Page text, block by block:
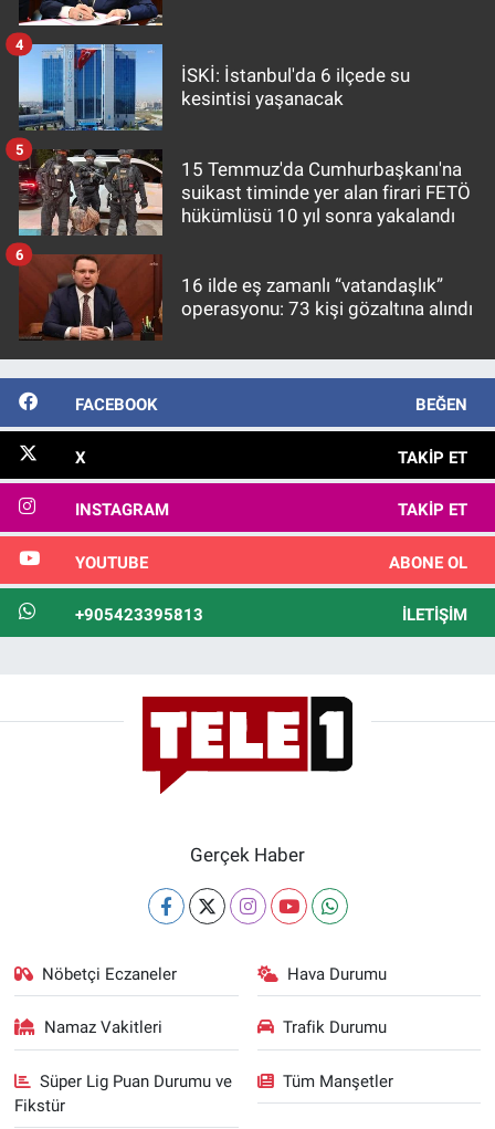
İSKİ: İstanbul'da 6 ilçede su
kesintisi yaşanacak
4
15 Temmuz'da Cumhurbaşkanı'na
suikast timinde yer alan firari FETÖ
hükümlüsü 10 yıl sonra yakalandı
5
16 ilde eş zamanlı “vatandaşlık”
operasyonu: 73 kişi gözaltına alındı
6
FACEBOOK BEĞEN
X TAKIP ET
INSTAGRAM TAKIP ET
YOUTUBE ABONE OL
+905423395813 İLETIŞIM
Gerçek Haber
Nöbetçi Eczaneler Hava Durumu
Namaz Vakitleri Trafik Durumu
Süper Lig Puan Durumu ve
Fikstür
Tüm Manşetler